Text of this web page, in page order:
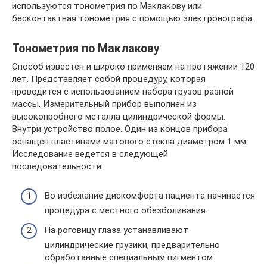
используются тонометрия по Маклакову или
бесконтактная тонометрия с помощью электронографа.
Тонометрия по Маклакову
Способ известен и широко применяем на протяжении 120
лет. Представляет собой процедуру, которая
проводится с использованием набора грузов разной
массы. Измерительный прибор выполнен из
высокопробного металла цилиндрической формы.
Внутри устройство полое. Один из концов прибора
оснащен пластинами матового стекла диаметром 1 мм.
Исследование ведется в следующей
последовательности:
Во избежание дискомфорта пациента начинается
процедура с местного обезболивания.
На роговицу глаза устанавливают
цилиндрические грузики, предварительно
обработанные специальным пигментом.